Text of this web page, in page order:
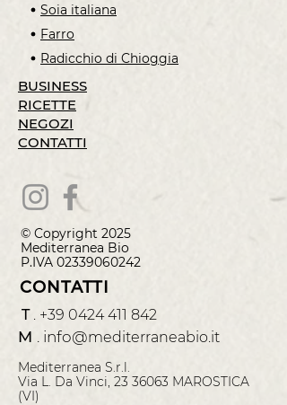
Soia italiana
Farro
Radicchio di Chioggia
BUSINESS
RICETTE
NEGOZI
CONTATTI
© Copyright 2025
Mediterranea Bio
P.IVA 02339060242
CONTATTI
T . +39 0424 411 842
M . info@mediterraneabio.it
Mediterranea S.r.l.
Via L. Da Vinci, 23 36063 MAROSTICA
(VI)